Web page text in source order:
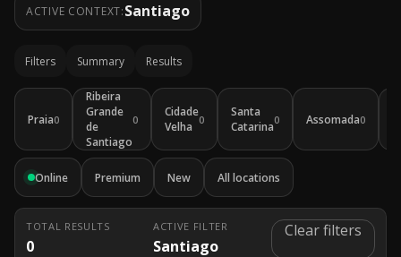
ACTIVE CONTEXT:Santiago
Filters Summary Results
Praia0
Ribeira
Grande
de
Santiago
0
Cidade
Velha 0
Santa
Catarina0 Assomada0
Online Premium New All locations
TOTAL RESULTS
0
ACTIVE FILTER
Santiago
Clear filters